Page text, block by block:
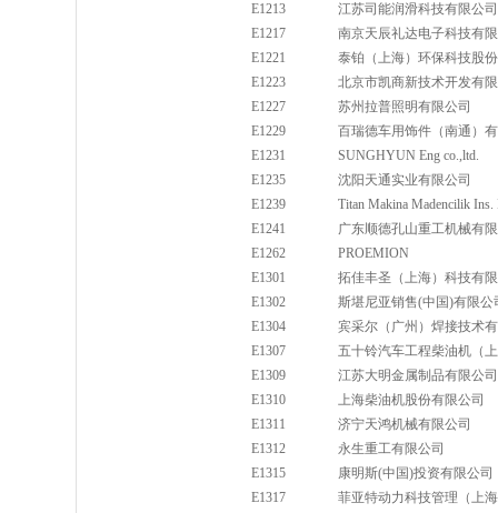
E1213
江苏司能润滑科技有限公司
E1217
南京天辰礼达电子科技有
E1221
泰铂（上海）环保科技股
E1223
北京市凯商新技术开发有
E1227
苏州拉普照明有限公司
E1229
百瑞德车用饰件（南通）
E1231
SUNGHYUN Eng co.,ltd.
E1235
沈阳天通实业有限公司
E1239
Titan Makina Madencilik
E1241
广东顺德孔山重工机械有
E1262
PROEMION
E1301
拓佳丰圣（上海）科技有
E1302
斯堪尼亚销售(中国)有限公
E1304
宾采尔（广州）焊接技术
E1307
五十铃汽车工程柴油机（
E1309
江苏大明金属制品有限公司
E1310
上海柴油机股份有限公司
E1311
济宁天鸿机械有限公司
E1312
永生重工有限公司
E1315
康明斯(中国)投资有限公司
E1317
菲亚特动力科技管理（上